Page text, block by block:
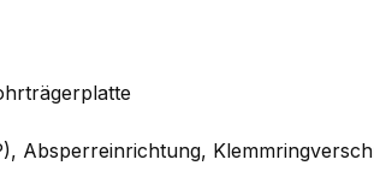
Absperreinrichtung,